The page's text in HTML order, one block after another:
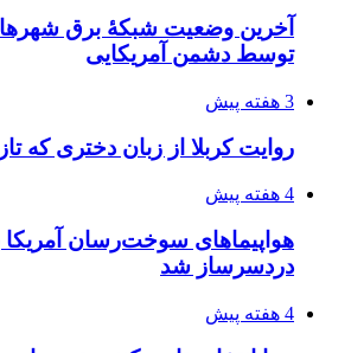
انتخاب بهترین فروشنده
روسیه
4 هفته پیش
افزایش ۳ تا ۴ درجه‌ای دما در ایلام تا اواخر هفته
رکوردزنی عمل پیوند عضو در